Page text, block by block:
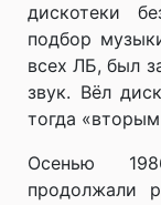
дискотеки
подбор
всех ЛБ, был
звук. Вёл
тогда
Осенью
продолжали